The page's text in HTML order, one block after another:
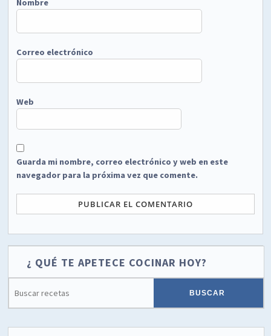
Nombre
Correo electrónico
Web
Guarda mi nombre, correo electrónico y web en este
navegador para la próxima vez que comente.
¿ QUÉ TE APETECE COCINAR HOY?